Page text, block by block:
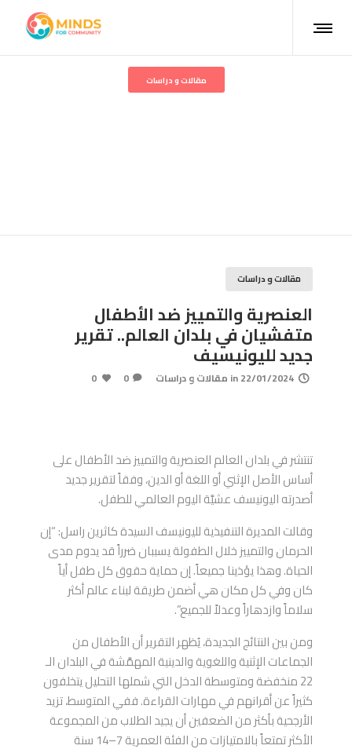
مقالات و دراسات
مقالات و دراسات
العنصرية والتمييز ضد الأطفال
متفشيان في بلدان العالم.. تقرير
جديد لليونيسيف
22/01/2024
in مقالات و دراسات 0
0
تنتشر في بلدان العالم العنصرية والتمييز ضد الأطفال على
أساس الأصل الإثني أو اللغة أو الدين، وفقاً لتقرير جديد
أصدرته اليونيسف عشيَّة اليوم العالمي للطفل.
وقالت المديرة التنفيذية لليونيسف السيدة كاثرين راسل: “إن
الحرمان والتمييز خلال الطفولة يسببان ضرراً قد يدوم مدى
الحياة. وهذا يؤذينا جميعاً. إن حماية حقوق كل طفل أياً
كان وفي كل مكان هي أضمن طريقة لبناء عالم أكثر
سلاماً وازدهاراً وعدلاً للجميع”.
ومن بين النتائج الجديدة، يُظهر التقرير أن الأطفال من
الجماعات الإثنية واللغوية والدينية المهمَّشة في البلدان الـ
22 منخفضة ومتوسطة الدخل التي شملها التحليل يتخلفون
كثيراً عن أقرانهم في مهارات القراءة. ففي المتوسط، تزيد
الأرجحية بأكثر من الضعفين أن يجيد الطلاب من المجموعة
الأكثر تمتعاً بالامتيازات من الفئة العمرية 7–14 سنة